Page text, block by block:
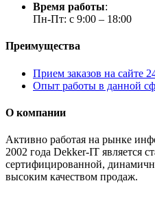
Время работы:
Пн-Пт: с 9:00 – 18:00
Преимущества
Прием заказов на сайте
Опыт работы в данной
О компании
Активно работая на рынке
2002 года Dekker-IT является
сертифицированной,
высоким качеством продаж.